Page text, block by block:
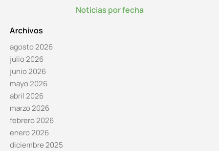
Noticias por fecha
Archivos
agosto 2026
julio 2026
junio 2026
mayo 2026
abril 2026
marzo 2026
febrero 2026
enero 2026
diciembre 2025